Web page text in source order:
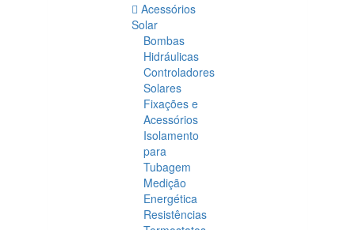
Acessórios
Solar
Bombas
Hidráulicas
Controladores
Solares
Fixações e
Acessórios
Isolamento
para
Tubagem
Medição
Energética
Resistências